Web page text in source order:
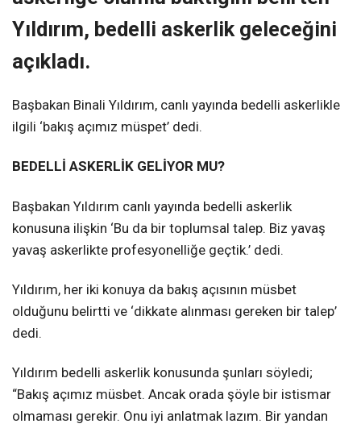
Yıldırım, bedelli askerlik geleceğini
açıkladı.
Başbakan Binali Yıldırım, canlı yayında bedelli askerlikle
ilgili ‘bakış açımız müspet’ dedi.
BEDELLİ ASKERLİK GELİYOR MU?
Başbakan Yıldırım canlı yayında bedelli askerlik
konusuna ilişkin ‘Bu da bir toplumsal talep. Biz yavaş
yavaş askerlikte profesyonelliğe geçtik.’ dedi.
Yıldırım, her iki konuya da bakış açısının müsbet
olduğunu belirtti ve ‘dikkate alınması gereken bir talep’
dedi.
Yıldırım bedelli askerlik konusunda şunları söyledi;
“Bakış açımız müsbet. Ancak orada şöyle bir istismar
olmaması gerekir. Onu iyi anlatmak lazım. Bir yandan